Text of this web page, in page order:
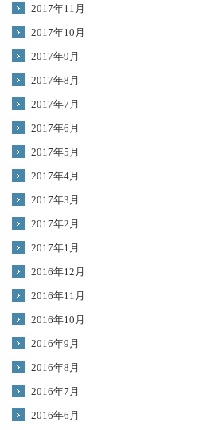
2017年11月
2017年10月
2017年9月
2017年8月
2017年7月
2017年6月
2017年5月
2017年4月
2017年3月
2017年2月
2017年1月
2016年12月
2016年11月
2016年10月
2016年9月
2016年8月
2016年7月
2016年6月